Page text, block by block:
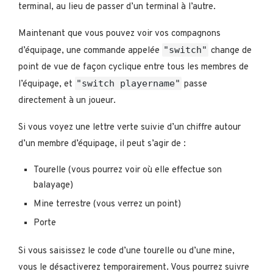
terminal, au lieu de passer d’un terminal à l’autre.
Maintenant que vous pouvez voir vos compagnons
d’équipage, une commande appelée "switch" change de
point de vue de façon cyclique entre tous les membres de
l’équipage, et "switch playername" passe
directement à un joueur.
Si vous voyez une lettre verte suivie d’un chiffre autour
d’un membre d’équipage, il peut s’agir de :
Tourelle (vous pourrez voir où elle effectue son
balayage)
Mine terrestre (vous verrez un point)
Porte
Si vous saisissez le code d’une tourelle ou d’une mine,
vous le désactiverez temporairement. Vous pourrez suivre